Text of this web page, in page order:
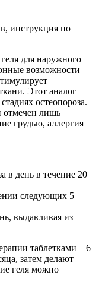
для наружного
возможности
Этот аналог
остеопороза.
отмечен лишь
грудью, аллергия
в день в течение 20
следующих 5
выдавливая из
таблетками – 6
затем делают
геля можно